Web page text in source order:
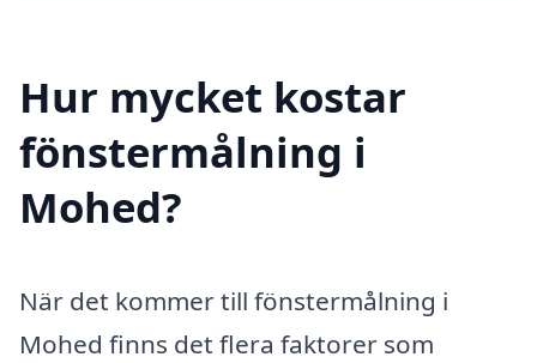
Hur mycket kostar
fönstermålning i
Mohed?
När det kommer till fönstermålning i
Mohed finns det flera faktorer som